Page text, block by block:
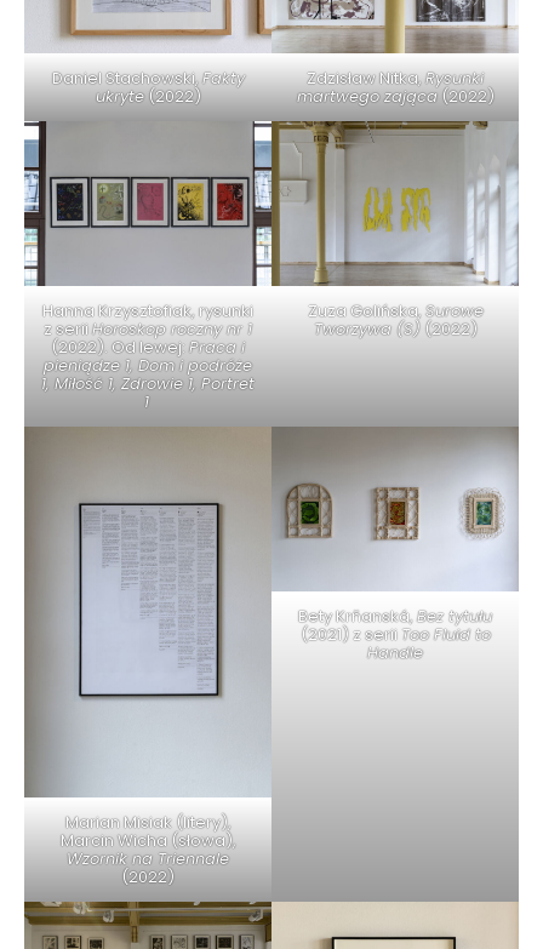
Daniel Stachowski,Fakty
ukryte(2022)
Zdzisław Nitka,Rysunki
martwego zająca(2022)
Hanna Krzysztofiak, rysunki
z seriiHoroskop roczny nr 1
(2022). Od lewej:Praca i
pieniądze 1, Dom i podróże
1, Miłość 1, Zdrowie 1, Portret
1
Zuza Golińska,Surowe
Tworzywa (S)(2022)
Marian Misiak (litery),
Marcin Wicha (słowa),
Wzornik na Triennale
(2022)
Bety Krňanská,Bez tytułu
(2021) z serii Too Fluid to
Handle